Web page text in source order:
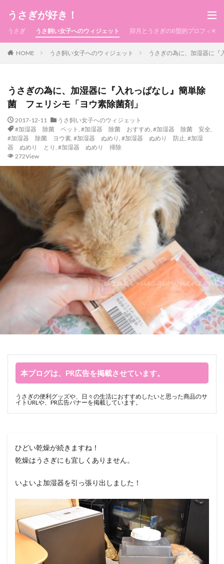
うさぎが好き！
うさぎ うさ飼い女子へのウィジェット 卯月とうさぎのB型的プロフィール
HOME うさ飼い女子へのウィジェット うさぎの為に、加湿器に
うさぎの為に、加湿器に『入れっぱなし』簡単除
菌 フェリシモ「ヨウ素除菌剤」
2017-12-11
うさ飼い女子へのウィジェット
#加湿器 除菌 ペット , #加湿器 除菌 おすすめ, #加湿器 除菌 安全,
#加湿器 除菌 ヨウ素, #加湿器 ぬめり , #加湿器 ぬめり 防止, #加湿
器 ぬめり とり , #加湿器 ぬめり 掃除
272View
本ブログは、PR広告を掲載させています。
うさぎの便利グッズや、日々の生活におすすめしたいと思った商品のサ
イトURLや、PR広告バナーを掲載しています。
ひどい乾燥が続きますね！
乾燥はうさぎにも宜しくありません。
いよいよ加湿器を引っ張り出しました！